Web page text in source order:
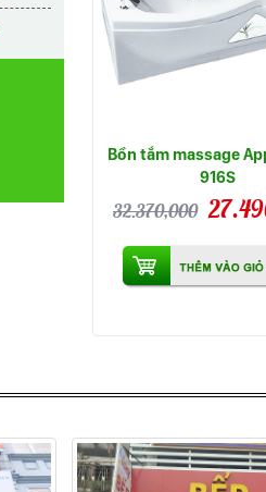
Bồn tắm massage
916S
32.370,000